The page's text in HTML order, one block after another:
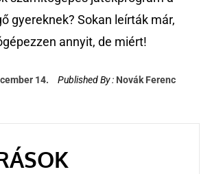
gyereknek? Sokan leírták már,
annyit, de miért!
14. Published By : Novák Ferenc